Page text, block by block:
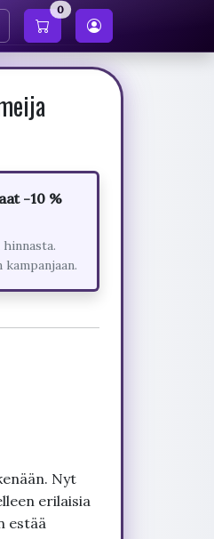
0
-10 %
Nyt
erilaisia
estää